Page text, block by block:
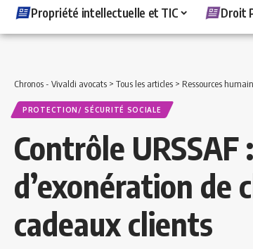
Propriété intellectuelle et TIC
Droit
Chronos - Vivaldi avocats > Tous les articles > Ressources
PROTECTION/ SÉCURITÉ SOCIALE
Contrôle
d’exonération de
cadeaux clients